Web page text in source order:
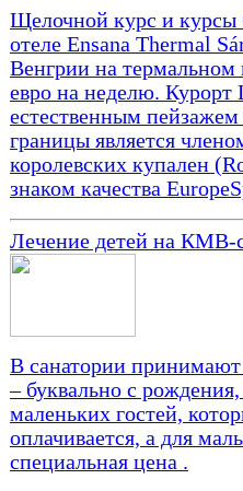
Щелочной курс и курсы
отеле Ensana Thermal
Венгрии на
евро на неделю.
естественным пейзажем
границы является
королевских купален
знаком качества
Лечение детей на КМВ-
В санатории принимают
– буквально с
маленьких гостей,
оплачивается, а для
специальная цена .